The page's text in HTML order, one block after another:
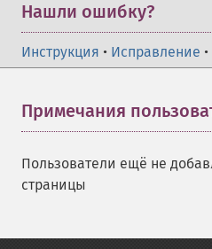
Нашли ошибку?
Инструкция • Исправление •
Примечания
Пользователи ещё не
страницы